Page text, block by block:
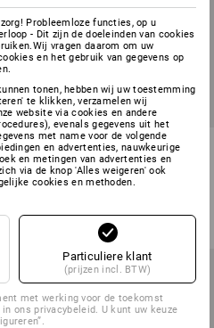
ABEBA O2 Heren veterschoen
Kai
2 kleuren
(incl. BTW) v.a. 20 paar
Probleemloze functies, op u
- Dit zijn de doeleinden van cookies
vragen daarom om uw
en het gebruik van gegevens op
tonen, hebben wij uw toestemming
te klikken, verzamelen wij
website via cookies en andere
evenals gegevens uit het
met name voor de volgende
en advertenties, nauwkeurige
en metingen van advertenties en
via de knop 'Alles weigeren' ook
cookies en methoden.
Particuliere klant
(prijzen incl. BTW)
met werking voor de toekomst
in ons privacybeleid. U kunt uw keuze